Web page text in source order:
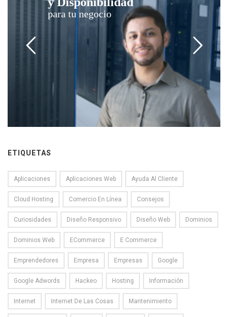
para tu negocio
ETIQUETAS
Aplicaciones Aplicaciones Web Ayuda Al Cliente
Cloud Hosting Comercio En Línea Consejos
Curiosidades Diseño Responsivo Diseño Web Dominios
Dominios Web ECommerce E Commerce
Emprendedores Empresa Empresas Google
Google Adwords Hackeo Hosting Información
Internet Internet De Las Cosas Mantenimiento